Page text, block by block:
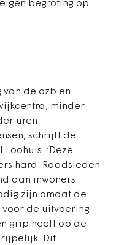
begroting op
van de ozb en
minder
uren
schrijft de
‘Deze
hard. Raadsleden
aan inwoners
zijn omdat de
de uitvoering
grip heeft op de
Dit